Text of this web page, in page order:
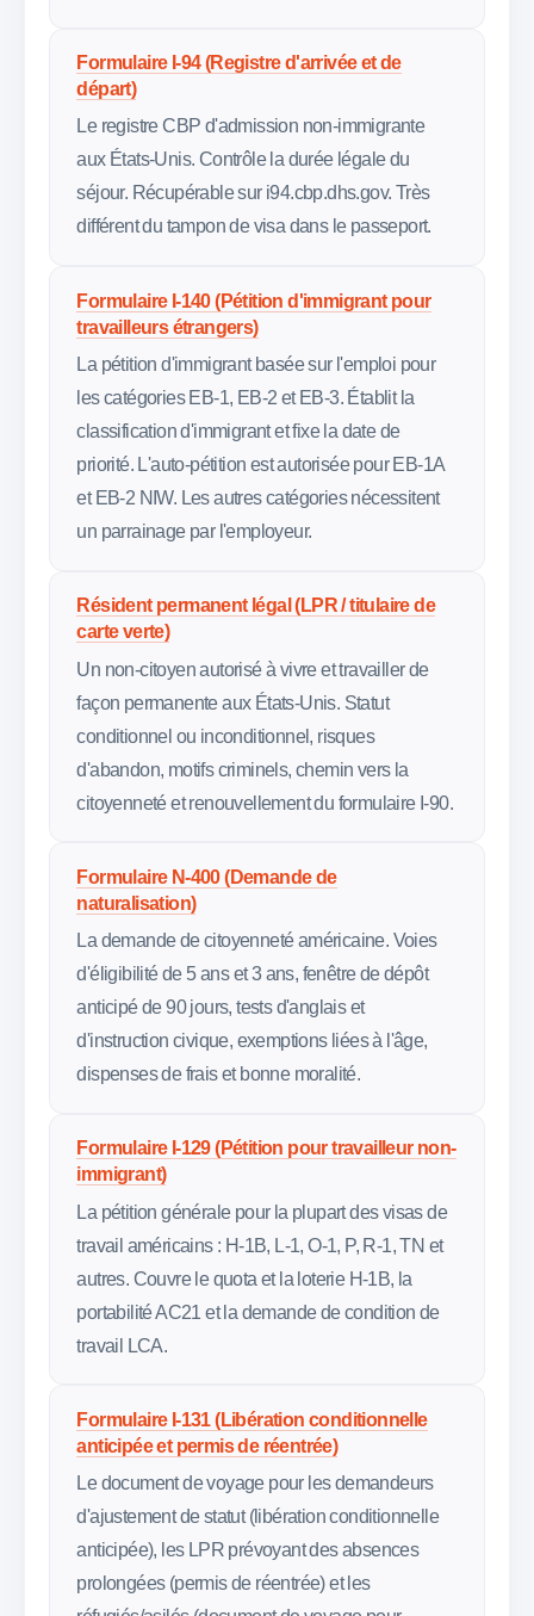
Formulaire I-94 (Registre d'arrivée et de
départ)
Le registre CBP d'admission non-immigrante
aux États-Unis. Contrôle la durée légale du
séjour. Récupérable sur i94.cbp.dhs.gov. Très
différent du tampon de visa dans le passeport.
Formulaire I-140 (Pétition d'immigrant pour
travailleurs étrangers)
La pétition d'immigrant basée sur l'emploi pour
les catégories EB-1, EB-2 et EB-3. Établit la
classification d'immigrant et fixe la date de
priorité. L'auto-pétition est autorisée pour EB-1A
et EB-2 NIW. Les autres catégories nécessitent
un parrainage par l'employeur.
Résident permanent légal (LPR / titulaire de
carte verte)
Un non-citoyen autorisé à vivre et travailler de
façon permanente aux États-Unis. Statut
conditionnel ou inconditionnel, risques
d'abandon, motifs criminels, chemin vers la
citoyenneté et renouvellement du formulaire I-90.
Formulaire N-400 (Demande de
naturalisation)
La demande de citoyenneté américaine. Voies
d'éligibilité de 5 ans et 3 ans, fenêtre de dépôt
anticipé de 90 jours, tests d'anglais et
d'instruction civique, exemptions liées à l'âge,
dispenses de frais et bonne moralité.
Formulaire I-129 (Pétition pour travailleur non-
immigrant)
La pétition générale pour la plupart des visas de
travail américains : H-1B, L-1, O-1, P, R-1, TN et
autres. Couvre le quota et la loterie H-1B, la
portabilité AC21 et la demande de condition de
travail LCA.
Formulaire I-131 (Libération conditionnelle
anticipée et permis de réentrée)
Le document de voyage pour les demandeurs
d'ajustement de statut (libération conditionnelle
anticipée), les LPR prévoyant des absences
prolongées (permis de réentrée) et les